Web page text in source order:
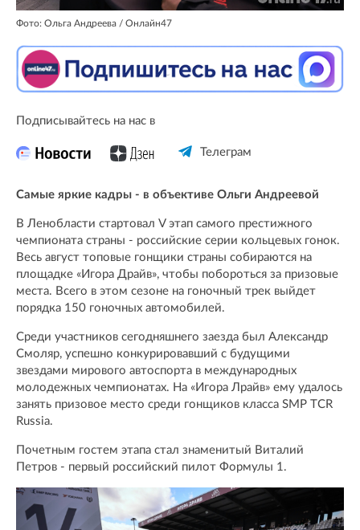
Фото: Ольга Андреева / Онлайн47
Подписывайтесь на нас в
Телеграм
Самые яркие кадры - в объективе Ольги Андреевой
В Ленобласти стартовал V этап самого престижного
чемпионата страны - российские серии кольцевых гонок.
Весь август топовые гонщики страны собираются на
площадке «Игора Драйв», чтобы побороться за призовые
места. Всего в этом сезоне на гоночный трек выйдет
порядка 150 гоночных автомобилей.
Среди участников сегодняшнего заезда был Александр
Смоляр, успешно конкурировавший с будущими
звездами мирового автоспорта в международных
молодежных чемпионатах. На «Игора Лрайв» ему удалось
занять призовое место среди гонщиков класса SMP TCR
Russia.
Почетным гостем этапа стал знаменитый Виталий
Петров - первый российский пилот Формулы 1.